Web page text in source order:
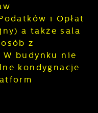
i Opłat
a także sala
z
W budynku nie
kondygnacje